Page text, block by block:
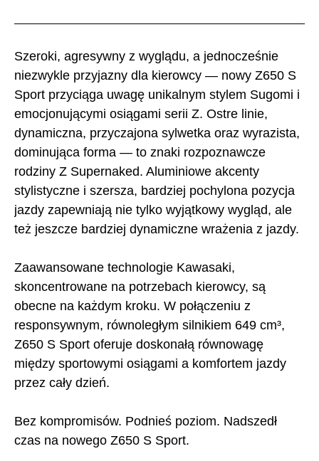
Szeroki, agresywny z wyglądu, a jednocześnie
niezwykle przyjazny dla kierowcy — nowy Z650 S
Sport przyciąga uwagę unikalnym stylem Sugomi i
emocjonującymi osiągami serii Z. Ostre linie,
dynamiczna, przyczajona sylwetka oraz wyrazista,
dominująca forma — to znaki rozpoznawcze
rodziny Z Supernaked. Aluminiowe akcenty
stylistyczne i szersza, bardziej pochylona pozycja
jazdy zapewniają nie tylko wyjątkowy wygląd, ale
też jeszcze bardziej dynamiczne wrażenia z jazdy.
Zaawansowane technologie Kawasaki,
skoncentrowane na potrzebach kierowcy, są
obecne na każdym kroku. W połączeniu z
responsywnym, równoległym silnikiem 649 cm³,
Z650 S Sport oferuje doskonałą równowagę
między sportowymi osiągami a komfortem jazdy
przez cały dzień.
Bez kompromisów. Podnieś poziom. Nadszedł
czas na nowego Z650 S Sport.